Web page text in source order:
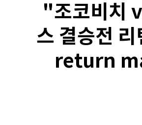
"조코비치
스 결승전
return